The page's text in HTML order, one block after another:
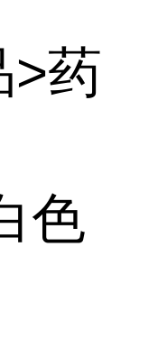
>药
色